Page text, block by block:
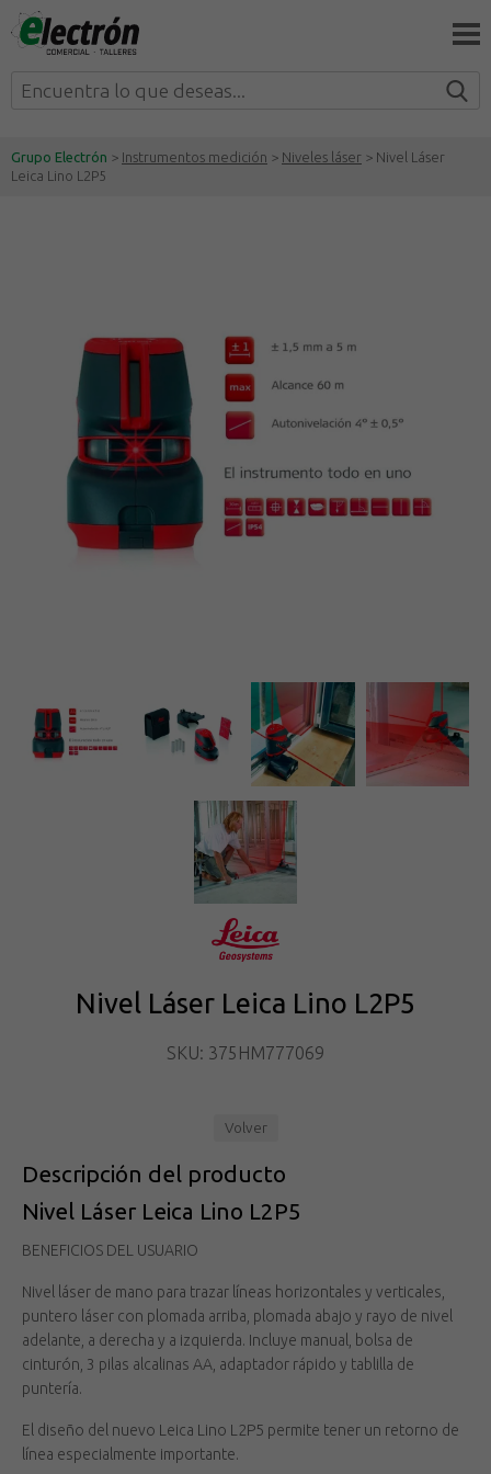
Grupo Electrón > Instrumentos medición > Niveles láser > Nivel Láser
Leica Lino L2P5
Nivel Láser Leica Lino L2P5
SKU: 375HM777069
Volver
Descripción del producto
Nivel Láser Leica Lino L2P5
BENEFICIOS DEL USUARIO
Nivel láser de mano para trazar líneas horizontales y verticales,
puntero láser con plomada arriba, plomada abajo y rayo de nivel
adelante, a derecha y a izquierda. Incluye manual, bolsa de
cinturón, 3 pilas alcalinas AA, adaptador rápido y tablilla de
puntería.
El diseño del nuevo Leica Lino L2P5 permite tener un retorno de
línea especialmente importante.